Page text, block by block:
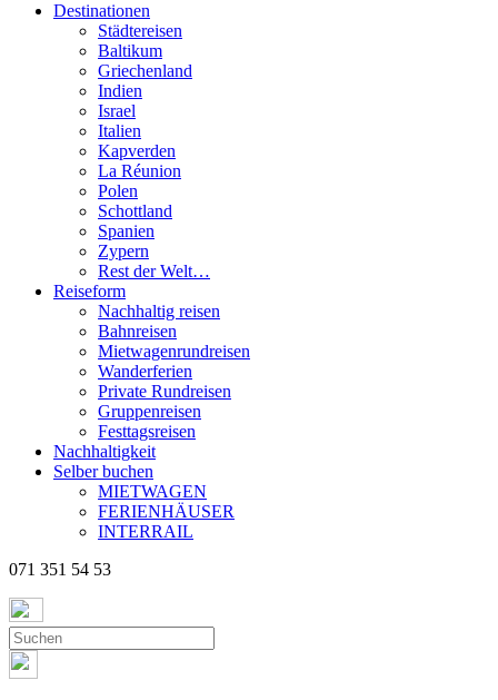
Destinationen
Städtereisen
Baltikum
Griechenland
Indien
Israel
Italien
Kapverden
La Réunion
Polen
Schottland
Spanien
Zypern
Rest der Welt…
Reiseform
Nachhaltig reisen
Bahnreisen
Mietwagenrundreisen
Wanderferien
Private Rundreisen
Gruppenreisen
Festtagsreisen
Nachhaltigkeit
Selber buchen
MIETWAGEN
FERIENHÄUSER
INTERRAIL
071 351 54 53